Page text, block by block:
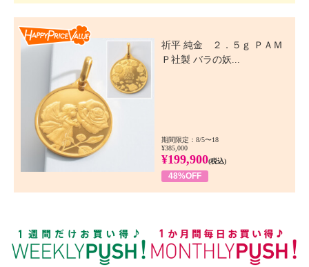
祈平 純金 ２．５ｇ ＰＡＭ
Ｐ社製 バラの妖...
期間限定：8/5〜18
¥385,000
¥199,900(税込)
48%OFF